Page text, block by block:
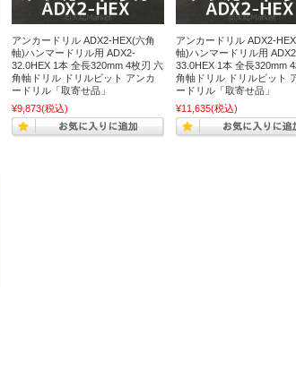
アンカードリル ADX2-HEX(六角
軸)ハンマードリル用 ADX2-
32.0HEX 1本 全長320mm 4枚刃 六
角軸ドリル ドリルビット アンカ
ードリル「取寄せ品」
¥9,873(税込)
アンカードリル ADX2-
軸)ハンマードリル用
33.0HEX 1本 全長320mm
角軸ドリル ドリルビット
ードリル「取寄せ品」
¥11,635(税込)